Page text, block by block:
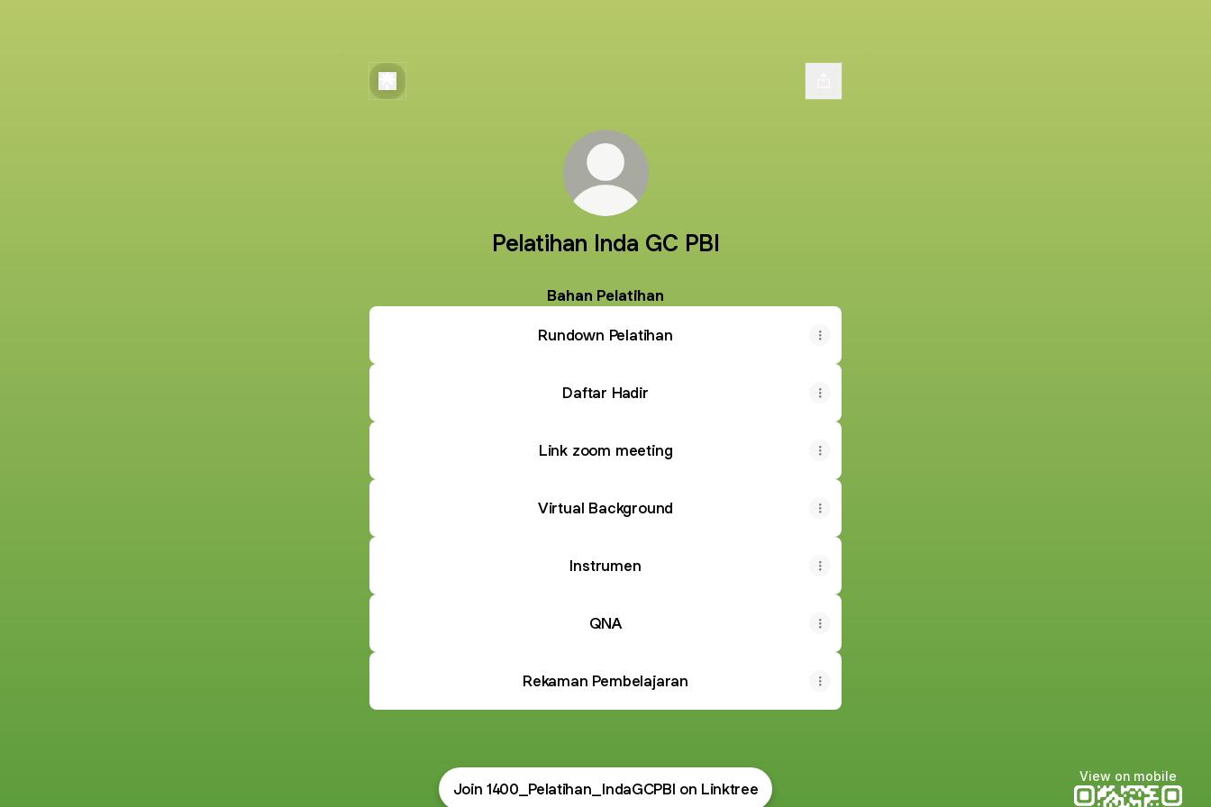
Pelatihan Inda GC PBI
Bahan Pelatihan
Rundown Pelatihan
Daftar Hadir
Link zoom meeting
Virtual Background
Instrumen
QNA
Rekaman Pembelajaran
Join 1400_Pelatihan_IndaGCPBI on Linktree
View on mobile